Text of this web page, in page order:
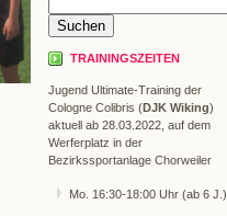
TRAININGSZEITEN
Jugend Ultimate-Training der
Cologne Colibris (DJK Wiking)
aktuell ab 28.03.2022, auf dem
Werferplatz in der
Bezirkssportanlage Chorweiler
Mo. 16:30-18:00 Uhr (ab 6 J.)